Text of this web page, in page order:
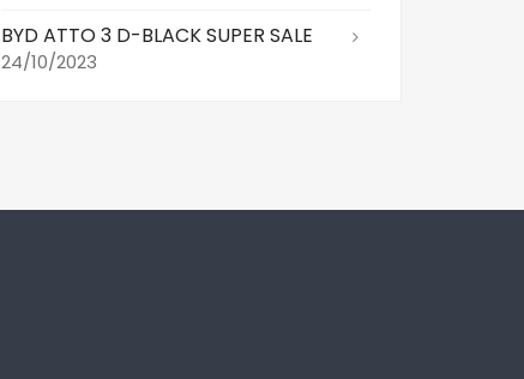
BYD ATTO 3 D-BLACK SUPER SALE
24/10/2023